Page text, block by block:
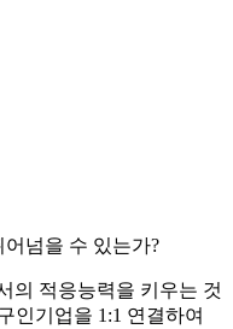
넘을 수 있는가?
의 적응능력을 키우는 것
인기업을 1:1 연결하여